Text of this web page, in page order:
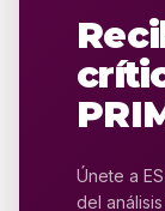
Únete a
del